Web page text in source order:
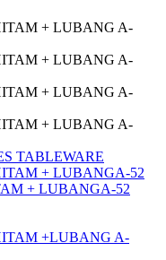
TABLEWARE
+ LUBANGA-52